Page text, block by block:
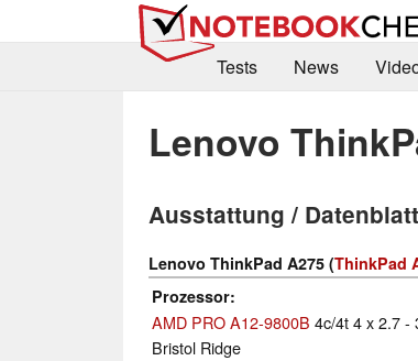
Tests
News
Lenovo
Ausstattung / Datenblatt
Lenovo ThinkPad A275 (ThinkPad
Prozessor
AMD PRO A12-9800B 4c/4t 4 x 2.7 -
Bristol Ridge